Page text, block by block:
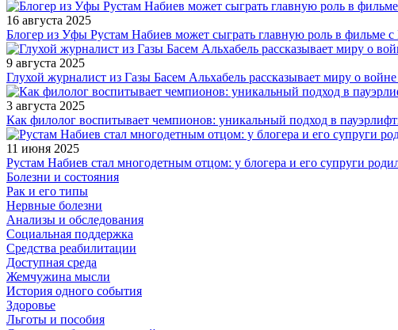
16 августа 2025
Блогер из Уфы Рустам Набиев может сыграть главную роль в фильме
9 августа 2025
Глухой журналист из Газы Басем Альхабель рассказывает миру о войне
3 августа 2025
Как филолог воспитывает чемпионов: уникальный подход в
11 июня 2025
Рустам Набиев стал многодетным отцом: у блогера и его супруги
Болезни и состояния
Рак и его типы
Нервные болезни
Анализы и обследования
Социальная поддержка
Средства реабилитации
Доступная среда
Жемчужина мысли
История одного события
Здоровье
Льготы и пособия